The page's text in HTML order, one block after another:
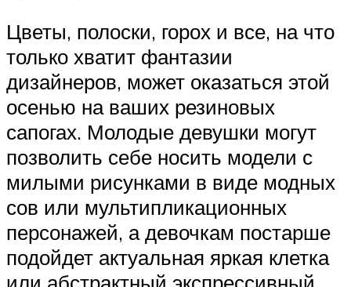
Цветы, полоски, горох и все, на что
только хватит фантазии
дизайнеров, может оказаться этой
осенью на ваших резиновых
сапогах. Молодые девушки могут
позволить себе носить модели с
милыми рисунками в виде модных
сов или мультипликационных
персонажей, а девочкам постарше
подойдет актуальная яркая клетка